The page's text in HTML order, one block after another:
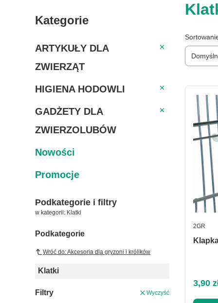
Kategorie
ARTYKUŁY DLA
ZWIERZĄT
ARTYKUŁY
HIGIENA HODOWLI HIGIENA HODOWLI
GADŻETY DLA
ZWIERZOLUBÓW
Nowości
Promocje
Podkategorie i filtry
w kategorii: Klatki
Podkategorie
Wróć do: Akcesoria dla gryzoni i królików
Klatki
Filtry Wyczyść
Lista
2GR
Cena
3,90